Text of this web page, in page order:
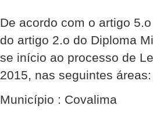
De acordo com o artigo
do artigo 2.o do Diploma
se início ao processo de
2015, nas seguintes áreas:
Município : Covalima